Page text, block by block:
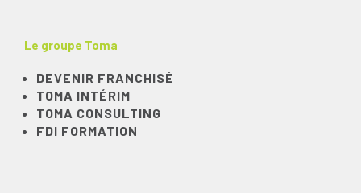
Le groupe Toma
DEVENIR FRANCHISÉ
TOMA INTÉRIM
TOMA CONSULTING
FDI FORMATION